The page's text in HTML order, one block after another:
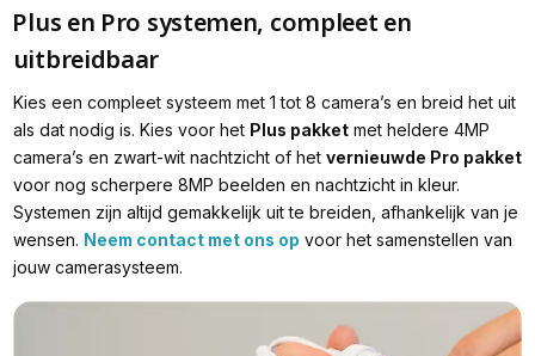
⁠Plus en Pro systemen, compleet en
uitbreidbaar
Kies een compleet systeem met 1 tot 8 camera’s en breid het uit
als dat nodig is. Kies voor het Plus pakketmet heldere 4MP
camera’s en zwart-wit nachtzicht of het vernieuwde Pro pakket
voor nog scherpere 8MP beelden en nachtzicht in kleur.
Systemen zijn altijd gemakkelijk uit te breiden, afhankelijk van je
wensen. Neem contact met ons op voor het samenstellen van
jouw camerasysteem.